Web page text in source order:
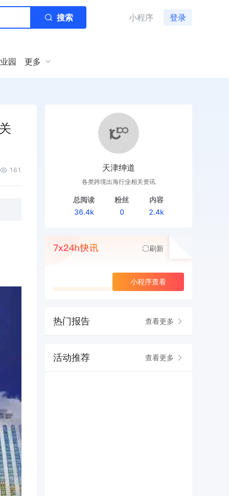
搜索 小程序 登录
园 更多
161 天津绅道
各类跨境出海行业相关资讯
总阅读
36.4k
粉丝
0
内容
2.4k
刷新
小程序查看
热门报告 查看更多
活动推荐 查看更多